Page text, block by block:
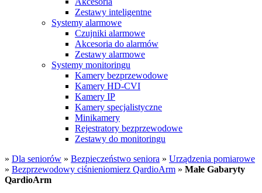
Zestawy inteligentne
Systemy alarmowe
Czujniki alarmowe
Akcesoria do alarmów
Zestawy alarmowe
Systemy monitoringu
Kamery bezprzewodowe
Kamery HD-CVI
Kamery IP
Kamery specjalistyczne
Minikamery
Rejestratory bezprzewodowe
Zestawy do monitoringu
» Dla seniorów » Bezpieczeństwo seniora » Urządzenia pomiarowe
» Bezprzewodowy ciśnieniomierz QardioArm » Małe Gabaryty
QardioArm